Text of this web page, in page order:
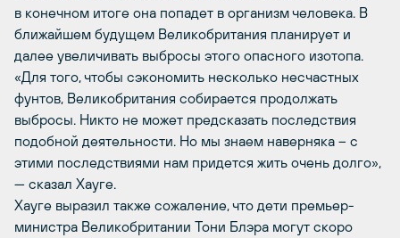
в конечном итоге она попадет в организм человека. В
ближайшем будущем Великобритания планирует и
далее увеличивать выбросы этого опасного изотопа.
«Для того, чтобы сэкономить несколько несчастных
фунтов, Великобритания собирается продолжать
выбросы. Никто не может предсказать последствия
подобной деятельности. Но мы знаем наверняка – с
этими последствиями нам придется жить очень долго»,
— сказал Хауге.
Хауге выразил также сожаление, что дети премьер-
министра Великобритании Тони Блэра могут скоро